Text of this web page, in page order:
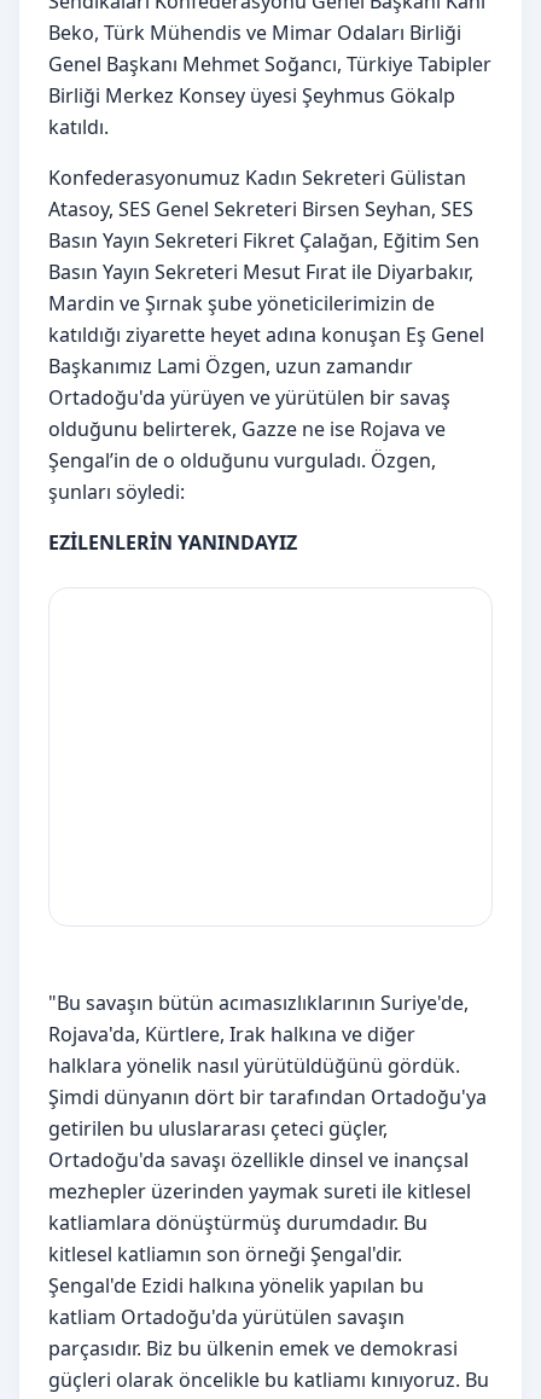
Beko, Türk Mühendis ve Mimar Odaları Birliği
Genel Başkanı Mehmet Soğancı, Türkiye Tabipler
Birliği Merkez Konsey üyesi Şeyhmus Gökalp
katıldı.
Konfederasyonumuz Kadın Sekreteri Gülistan
Atasoy, SES Genel Sekreteri Birsen Seyhan, SES
Basın Yayın Sekreteri Fikret Çalağan, Eğitim Sen
Basın Yayın Sekreteri Mesut Fırat ile Diyarbakır,
Mardin ve Şırnak şube yöneticilerimizin de
katıldığı ziyarette heyet adına konuşan Eş Genel
Başkanımız Lami Özgen, uzun zamandır
Ortadoğu'da yürüyen ve yürütülen bir savaş
olduğunu belirterek, Gazze ne ise Rojava ve
Şengal’in de o olduğunu vurguladı. Özgen,
şunları söyledi:
EZİLENLERİN YANINDAYIZ
"Bu savaşın bütün acımasızlıklarının Suriye'de,
Rojava'da, Kürtlere, Irak halkına ve diğer
halklara yönelik nasıl yürütüldüğünü gördük.
Şimdi dünyanın dört bir tarafından Ortadoğu'ya
getirilen bu uluslararası çeteci güçler,
Ortadoğu'da savaşı özellikle dinsel ve inançsal
mezhepler üzerinden yaymak sureti ile kitlesel
katliamlara dönüştürmüş durumdadır. Bu
kitlesel katliamın son örneği Şengal'dir.
Şengal'de Ezidi halkına yönelik yapılan bu
katliam Ortadoğu'da yürütülen savaşın
parçasıdır. Biz bu ülkenin emek ve demokrasi
güçleri olarak öncelikle bu katliamı kınıyoruz. Bu